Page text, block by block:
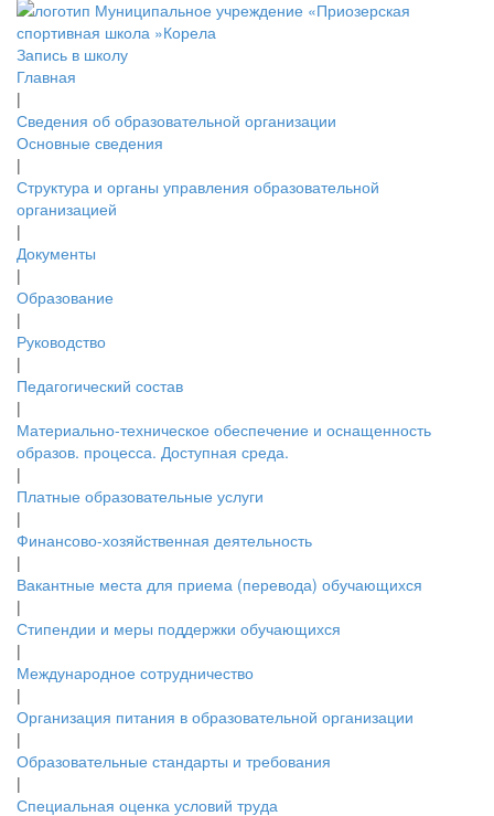
Запись в школу
Главная
|
Сведения об образовательной организации
Основные сведения
|
Структура и органы управления образовательной
организацией
|
Документы
|
Образование
|
Руководство
|
Педагогический состав
|
Материально-техническое обеспечение и оснащенность
образов. процесса. Доступная среда.
|
Платные образовательные услуги
|
Финансово-хозяйственная деятельность
|
Вакантные места для приема (перевода) обучающихся
|
Стипендии и меры поддержки обучающихся
|
Международное сотрудничество
|
Организация питания в образовательной организации
|
Образовательные стандарты и требования
|
Специальная оценка условий труда